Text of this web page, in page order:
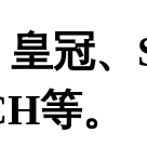
冠
等。